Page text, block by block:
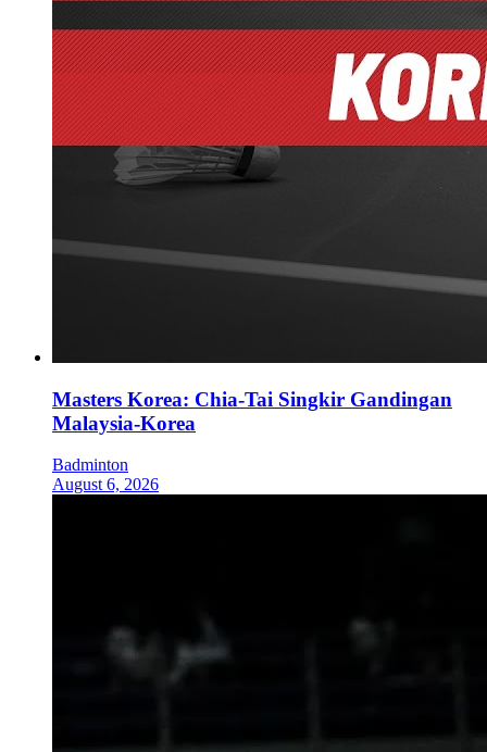
Masters Korea: Chia-Tai Singkir Gandingan
Malaysia-Korea
Badminton
August 6, 2026